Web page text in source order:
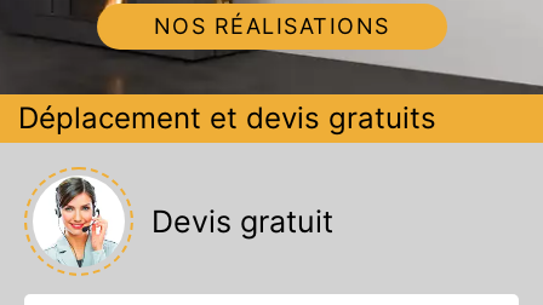
NOS RÉALISATIONS
Déplacement et devis gratuits
Devis gratuit